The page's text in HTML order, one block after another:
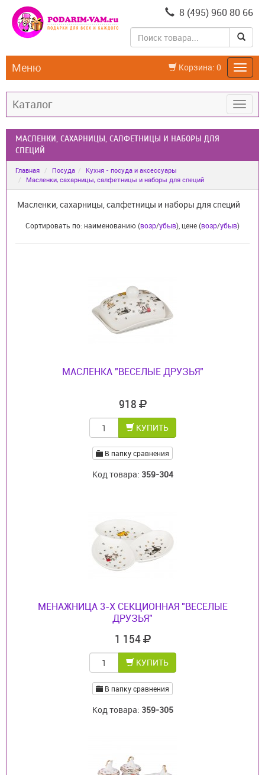
8 (495) 960 80 66
Корзина: 0
Меню
Каталог
МАСЛЕНКИ, САХАРНИЦЫ, САЛФЕТНИЦЫ И НАБОРЫ ДЛЯ
СПЕЦИЙ
Главная Посуда
Кухня - посуда и аксессуары
Масленки, сахарницы, салфетницы и наборы для специй
Масленки, сахарницы, салфетницы и наборы для специй
Сортировать по: наименованию (возр/убыв), цене (возр/убыв)
МАСЛЕНКА "ВЕСЕЛЫЕ ДРУЗЬЯ"
918
КУПИТЬ
В папку сравнения
Код товара: 359-304
МЕНАЖНИЦА 3-Х СЕКЦИОННАЯ "ВЕСЕЛЫЕ
ДРУЗЬЯ"
1 154
КУПИТЬ
В папку сравнения
Код товара: 359-305